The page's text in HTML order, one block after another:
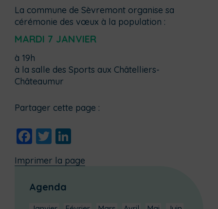
La commune de Sèvremont organise sa
cérémonie des vœux à la population :
MARDI 7 JANVIER
à 19h
à la salle des Sports aux Châtelliers-
Châteaumur
Partager cette page :
Facebook
Twitter
Imprimer la page
Agenda